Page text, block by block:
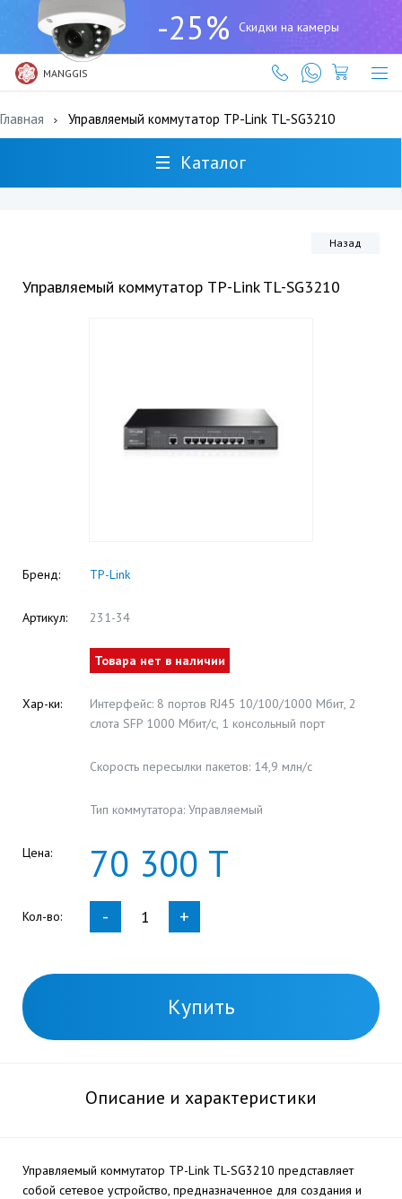
-25% Скидки на камеры
MANGGIS
(727)
317-
61-
61
Главная Управляемый коммутатор TP-Link TL-SG3210
Каталог
Назад
Управляемый коммутатор TP-Link TL-SG3210
Бренд: TP-Link
Артикул: 231-34
Товара нет в наличии
Хар-ки:
Интерфейс: 8 портов RJ45 10/100/1000 Мбит, 2
слота SFP 1000 Мбит/с, 1 консольный порт
Скорость пересылки пакетов: 14,9 млн/c
Тип коммутатора: Управляемый
Цена: 70 300 Т
Кол-во: - +
Купить
Описание и характеристики
Управляемый коммутатор TP-Link TL-SG3210 представляет
собой сетевое устройство, предназначенное для создания и